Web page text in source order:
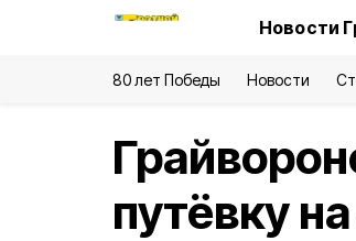
Новости
80 лет Победы Новости
путёвку